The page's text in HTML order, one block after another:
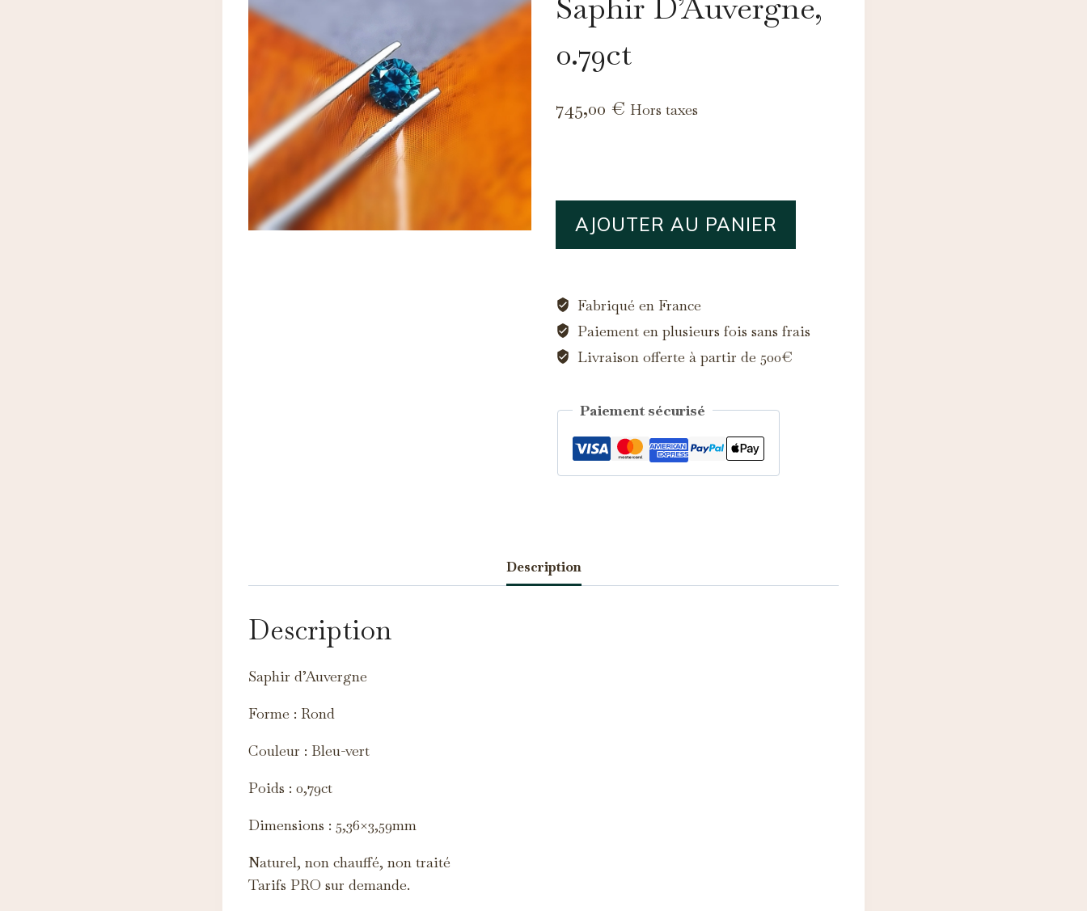
0.79ct
745,00 € Hors taxes
0.79ct
AJOUTER AU PANIER
Fabriqué en France
Paiement en plusieurs fois sans frais
Livraison offerte à partir de 500€
Paiement sécurisé
Description
Description
Saphir d’Auvergne
Forme : Rond
Couleur : Bleu-vert
Poids : 0,79ct
Dimensions : 5,36×3,59mm
Naturel, non chauffé, non traité
Tarifs PRO sur demande.
Ces cookies sont indispensables au bon fonctionnement du site et ne
peuvent pas être désactivés.
Analytics
Ces cookies servent à vous proposer des publicités adaptées à vos centres